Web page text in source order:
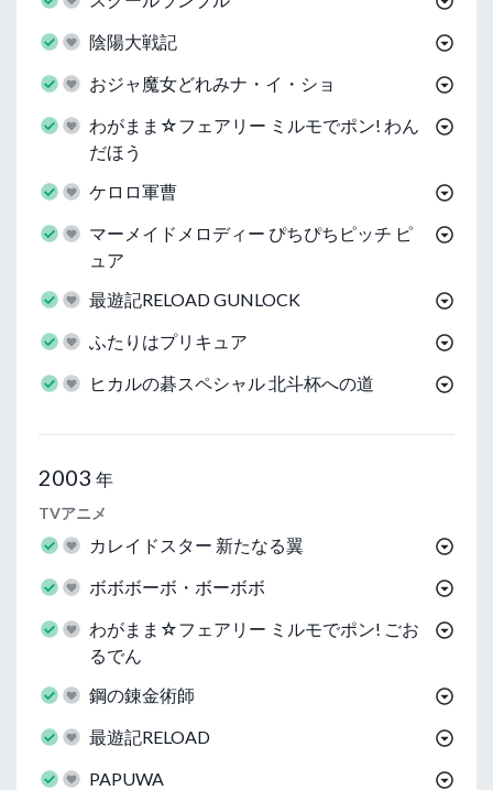
陰陽大戦記
おジャ魔女どれみナ・イ・ショ
わがまま☆フェアリー ミルモでポン! わん
だほう
ケロロ軍曹
マーメイドメロディー ぴちぴちピッチ ピ
ュア
最遊記RELOAD GUNLOCK
ふたりはプリキュア
ヒカルの碁スペシャル 北斗杯への道
2003 年
TVアニメ
カレイドスター 新たなる翼
ボボボーボ・ボーボボ
わがまま☆フェアリー ミルモでポン! ごお
るでん
鋼の錬金術師
最遊記RELOAD
PAPUWA